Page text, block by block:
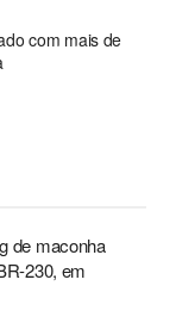
com mais de
de maconha
230, em